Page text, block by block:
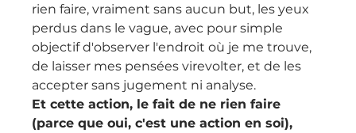
rien faire, vraiment sans aucun but, les yeux
perdus dans le vague, avec pour simple
objectif d'observer l'endroit où je me trouve,
de laisser mes pensées virevolter, et de les
accepter sans jugement ni analyse.
Et cette action, le fait de ne rien faire
(parce que oui, c'est une action en soi),